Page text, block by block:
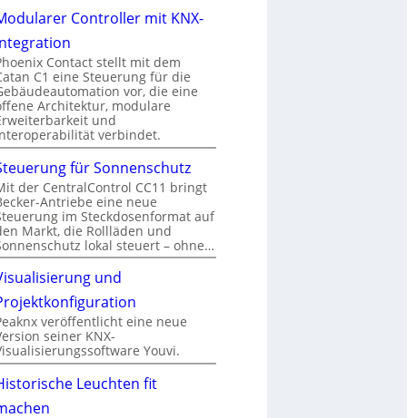
Controller mit KNX-
Contact stellt mit dem
C1 eine Steuerung für die
vor, die eine
Architektur, modulare
und
verbindet.
für Sonnenschutz
der CentralControl CC11 bringt
Antriebe eine neue
im Steckdosenformat auf
Markt, die Rollläden und
lokal steuert – ohne…
und
veröffentlicht eine neue
seiner KNX-
Youvi.
Leuchten fit